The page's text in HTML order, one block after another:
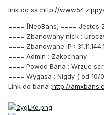
link do ss :http://
==== [NeoBans] ==== Jestes
==== Zbanowany nick :
==== Zbanowane IP :
==== Admin : Zakochany
==== Powod Bana : Wrzuc
==== Wygasa : Nigdy ( od 10/
Link do bana :http://